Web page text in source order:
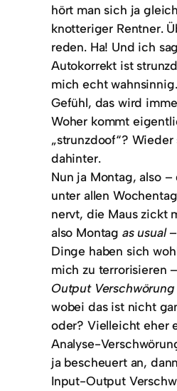
hört man sich ja
knotteriger Rentner.
reden. Ha! Und ich
Autokorrekt ist
mich echt
Gefühl, das wird
Woher kommt
„strunzdoof“?
dahinter.
Nun ja Montag, also
unter allen
nervt, die Maus zickt
also Montag as usual–
Dinge haben sich
mich zu terrorisieren
Output Verschwörung
wobei das ist nicht
oder? Vielleicht eher
Analyse-
ja bescheuert an,
Input-Output